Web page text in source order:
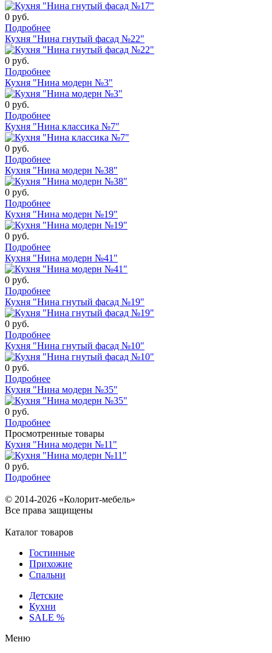
0 руб.
Подробнее
Кухня "Нина гнутый фасад №22"
0 руб.
Подробнее
Кухня "Нина модерн №3"
0 руб.
Подробнее
Кухня "Нина классика №7"
0 руб.
Подробнее
Кухня "Нина модерн №38"
0 руб.
Подробнее
Кухня "Нина модерн №19"
0 руб.
Подробнее
Кухня "Нина модерн №41"
0 руб.
Подробнее
Кухня "Нина гнутый фасад №19"
0 руб.
Подробнее
Кухня "Нина гнутый фасад №10"
0 руб.
Подробнее
Кухня "Нина модерн №35"
0 руб.
Подробнее
Просмотренные товары
Кухня "Нина модерн №11"
0 руб.
Подробнее
© 2014-2026 «Колорит-мебель»
Все права защищены
Каталог товаров
Гостинные
Прихожие
Спальни
Детские
Кухни
SALE %
Меню